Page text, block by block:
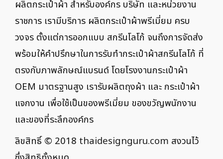
ผลิตกระเป๋าผ้า สำหรับองค์กร บริษัท และหน่วยงาน
ราชการ เรามีบริการ ผลิตกระเป๋าผ้าพรีเมี่ยม ครบ
วงจร ตั้งแต่การออกแบบ สกรีนโลโก้ จนถึงการจัดส่ง
พร้อมให้คำปรึกษาในการรับทำกระเป๋าผ้าสกรีนโลโก้ ที่
ตรงกับภาพลักษณ์แบรนด์ โดยโรงงานกระเป๋าผ้า
OEM มาตรฐานสูง เรารับผลิตถุงผ้า และ กระเป๋าผ้า
แจกงาน เพื่อใช้เป็นของพรีเมี่ยม ของขวัญพนักงาน
และของที่ระลึกองค์กร
ลิขสิทธิ์ © 2018 thaidesignguru.com สงวนไว้